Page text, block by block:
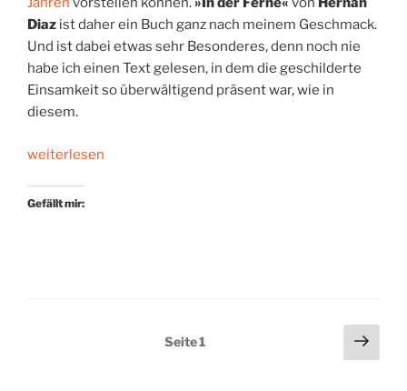
Diaz ist daher ein Buch ganz nach meinem Geschmack.
Und ist dabei etwas sehr Besonderes, denn noch nie
habe ich einen Text gelesen, in dem die geschilderte
Einsamkeit so überwältigend präsent war, wie in
diesem.
„Majestätische
weiterlesen
Gefällt mir:
Seitennummerierung
Seite1